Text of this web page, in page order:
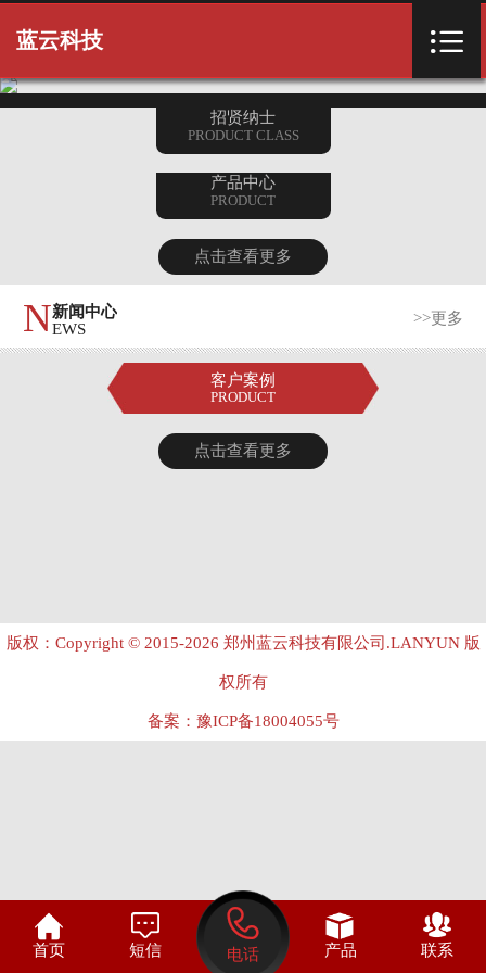
首页
蓝云科技 
招贤纳士
PRODUCT CLASS
产品中心
PRODUCT
点击查看更多
N新闻中心
EWS
>>更多
客户案例
PRODUCT
点击查看更多
版权：Copyright © 2015-2026 郑州蓝云科技有限公司.LANYUN 版
权所有
备案： 豫ICP备18004055号
首页 短信

电话 产品 联系